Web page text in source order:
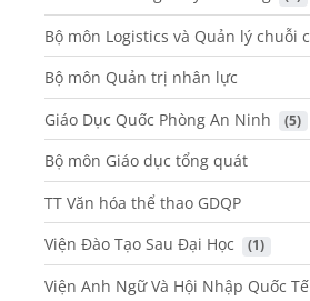
Bộ môn Logistics và Quản lý chuỗi
Bộ môn Quản trị nhân lực
Giáo Dục Quốc Phòng An Ninh
(5)
Bộ môn Giáo dục tổng quát
TT Văn hóa thể thao GDQP
Viện Đào Tạo Sau Đại Học
(1)
Viện Anh Ngữ Và Hội Nhập Quốc Tế